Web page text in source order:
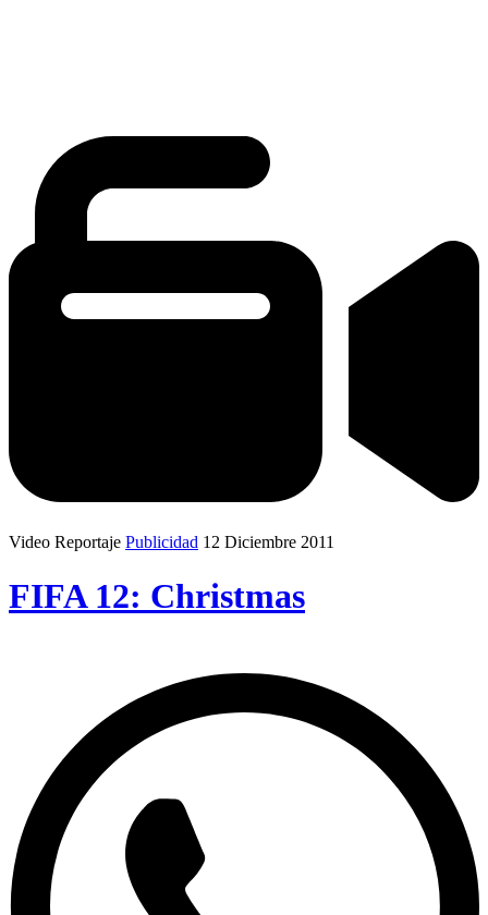
Video Reportaje Publicidad 12 Diciembre 2011
FIFA 12: Christmas